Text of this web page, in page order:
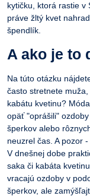
kytičku, ktorá rastie v
práve žltý kvet
špendlík.
A ako je to
Na túto otázku
často stretnete
kabátu kvetinu?
opäť "oprášili"
šperkov alebo
neuzrel čas. A pozor -
V dnešnej dobe
saka či kabáta
vracajú ozdoby v
šperkov, ale